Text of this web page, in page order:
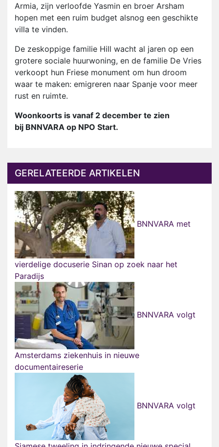
Armia, zijn verloofde Yasmin en broer Arsham
hopen met een ruim budget alsnog een geschikte
villa te vinden.
De zes­koppige familie Hill wacht al jaren op een
grotere sociale huurwoning, en de familie De Vries
verkoopt hun Friese monument om hun droom
waar te maken: emigreren naar Spanje voor meer
rust en ruimte.
Woonkoorts is vanaf 2 december te zien
bij BNNVARA op NPO Start.
GERELATEERDE ARTIKELEN
BNNVARA met
vierdelige docuserie Sinan op zoek naar het
Paradijs
BNNVARA volgt
Amsterdams ziekenhuis in nieuwe
documentaireserie
BNNVARA volgt